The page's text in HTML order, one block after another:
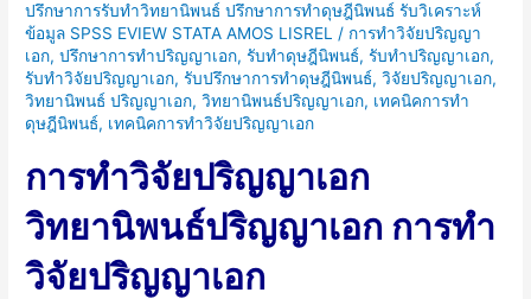
ปรึกษาการรับทำวิทยานิพนธ์ ปรึกษาการทำดุษฎีนิพนธ์ รับวิเคราะห์
ข้อมูล SPSS EVIEW STATA AMOS LISREL
/ การทำวิจัยปริญญา
เอก,ปรึกษาการทำปริญญาเอก,รับทำดุษฎีนิพนธ์,รับทำปริญญาเอก,
รับทำวิจัยปริญญาเอก,รับปรึกษาการทำดุษฎีนิพนธ์,วิจัยปริญญาเอก,
วิทยานิพนธ์ ปริญญาเอก,วิทยานิพนธ์ปริญญาเอก, เทคนิคการทำ
ดุษฎีนิพนธ์, เทคนิคการทำวิจัยปริญญาเอก
การทำวิจัยปริญญาเอก
วิทยานิพนธ์ปริญญาเอก การทำ
วิจัยปริญญาเอก